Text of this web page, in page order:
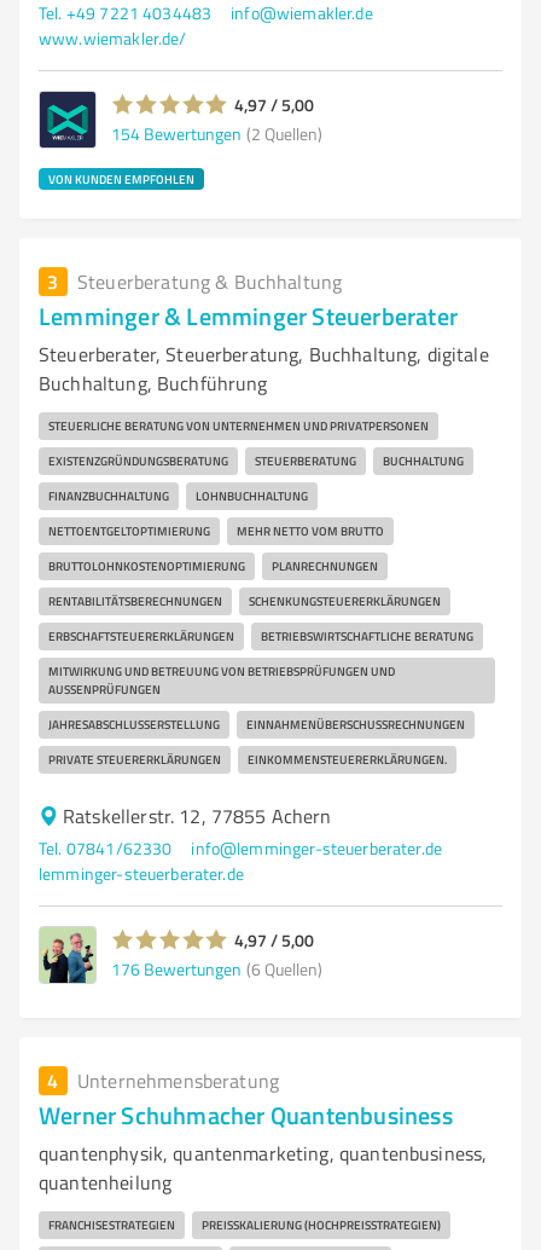
Tel. +49 7221 4034483
info@wiemakler.de
www.wiemakler.de/
4,97 / 5,00
154 Bewertungen (2 Quellen)
VON KUNDEN EMPFOHLEN
3 Steuerberatung & Buchhaltung
Lemminger & Lemminger Steuerberater
Steuerberater, Steuerberatung, Buchhaltung, digitale
Buchhaltung, Buchführung
STEUERLICHE BERATUNG VON UNTERNEHMEN UND PRIVATPERSONEN
EXISTENZGRÜNDUNGSBERATUNG STEUERBERATUNG BUCHHALTUNG
FINANZBUCHHALTUNG LOHNBUCHHALTUNG
NETTOENTGELTOPTIMIERUNG MEHR NETTO VOM BRUTTO
BRUTTOLOHNKOSTENOPTIMIERUNG PLANRECHNUNGEN
RENTABILITÄTSBERECHNUNGEN SCHENKUNGSTEUERERKLÄRUNGEN
ERBSCHAFTSTEUERERKLÄRUNGEN BETRIEBSWIRTSCHAFTLICHE BERATUNG
MITWIRKUNG UND BETREUUNG VON BETRIEBSPRÜFUNGEN UND
AUSSENPRÜFUNGEN
JAHRESABSCHLUSSERSTELLUNG EINNAHMENÜBERSCHUSSRECHNUNGEN
PRIVATE STEUERERKLÄRUNGEN EINKOMMENSTEUERERKLÄRUNGEN.
Ratskellerstr. 12, 77855 Achern
Tel. 07841/62330
info@lemminger-steuerberater.de
lemminger-steuerberater.de
4,97 / 5,00
176 Bewertungen (6 Quellen)
4 Unternehmensberatung
Werner Schuhmacher Quantenbusiness
quantenphysik, quantenmarketing, quantenbusiness,
quantenheilung
FRANCHISESTRATEGIEN PREISSKALIERUNG (HOCHPREISSTRATEGIEN)